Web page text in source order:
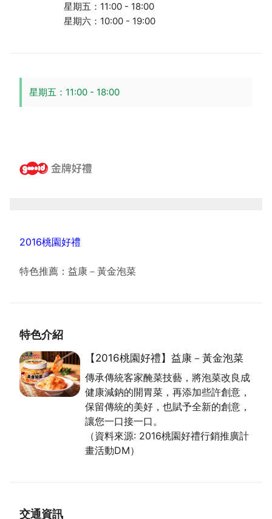
星期五：11:00 - 18:00
星期六：10:00 - 19:00
星期五：11:00 - 18:00
2016桃園好禮
特色推薦：益康－黃金泡菜
特色介紹
【2016桃園好禮】益康－黃金泡菜
傳承傳統客家醃菜技藝，將泡菜改良成
健康減鈉的開胃菜，再添加些許創意，
保留傳統的美好，也賦予全新的創意，
讓您一口接一口。
（資料來源: 2016桃園好禮行銷推廣計
畫活動DM）
交通資訊